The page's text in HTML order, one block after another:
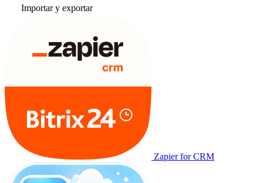
Importar y exportar
Zapier for CRM